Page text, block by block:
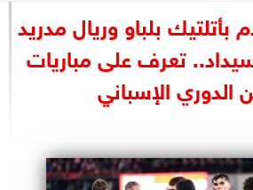
دين وفتاوى
بلباو وريال مدريد
تعرف على مباريات
الدوري الإسباني